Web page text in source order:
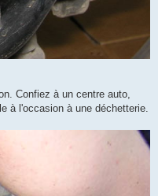
Confiez à un centre auto,
à l'occasion à une déchetterie.